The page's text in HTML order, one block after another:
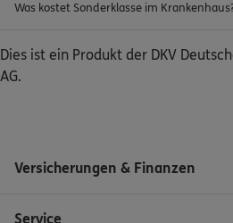
Was kostet Sonderklasse im
Dies ist ein Produkt der DKV
AG.
Versicherungen & Finanzen
Service